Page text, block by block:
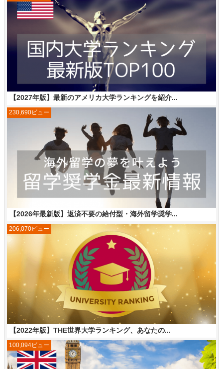
【2027年版】最新のアメリカ大学ランキングを紹介...
【2026年最新版】返済不要の給付型・海外留学奨学...
230,690ビュー
【2022年版】THE世界大学ランキング、あなたの...
206,070ビュー
100,094ビュー